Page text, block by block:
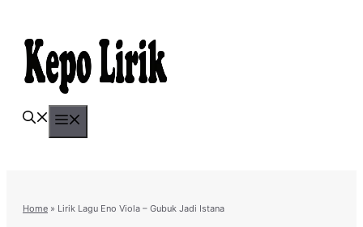
content
Home » Lirik Lagu Eno Viola – Gubuk Jadi Istana